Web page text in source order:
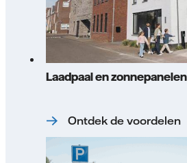
Laadpaal en
Ontdek de voordelen